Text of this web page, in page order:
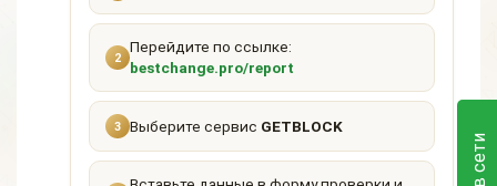
2
Перейдите по ссылке:
bestchange.pro/report
3 Выберите сервис GETBLOCK